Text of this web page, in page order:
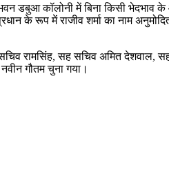
डबुआ कॉलोनी में बिना किसी भेदभाव
के रूप में राजीव शर्मा का नाम
रामसिंह, सह सचिव अमित देशवाल,
गौतम चुना गया।